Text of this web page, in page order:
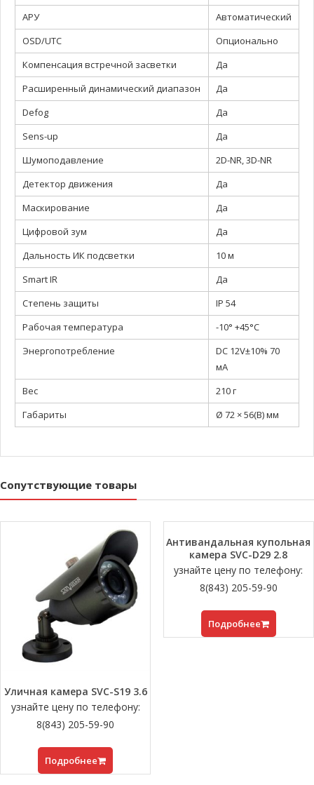
АРУ
Автоматический
OSD/UTC
Опционально
Компенсация встречной засветки
Да
Расширенный динамический диапазон
Да
Defog
Да
Sens-up
Да
Шумоподавление
2D-NR, 3D-NR
Детектор движения
Да
Маскирование
Да
Цифровой зум
Да
Дальность ИК подсветки
10 м
Smart IR
Да
Степень защиты
IP 54
Рабочая температура
-10° +45°C
Энергопотребление
DC 12V±10% 70
мА
Вес
210 г
Габариты
Ø 72 × 56(В) мм
Сопутствующие товары
Уличная камера SVC-S19 3.6
узнайте цену по телефону:
8(843) 205-59-90
Подробнее
Антивандальная купольная
камера SVC-D29 2.8
узнайте цену по телефону:
8(843) 205-59-90
Подробнее